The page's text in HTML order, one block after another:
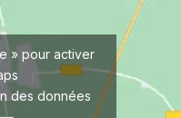
» pour activer
des données